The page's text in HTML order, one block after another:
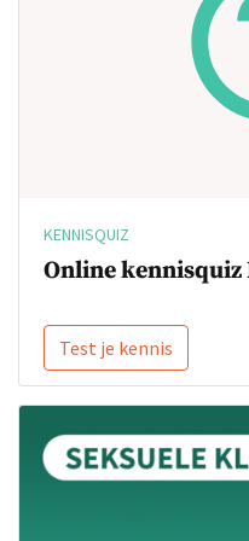
KENNISQUIZ
Online
Test je kennis